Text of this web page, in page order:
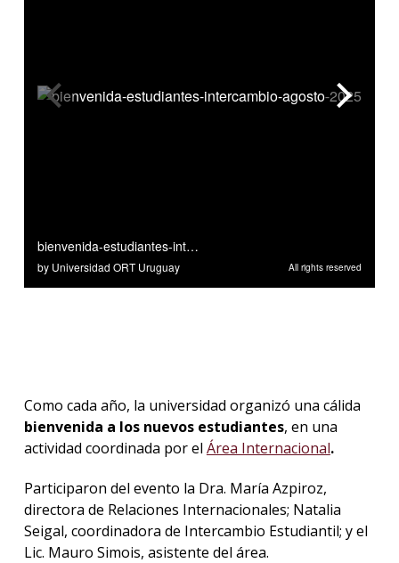
Como cada año, la universidad organizó una cálida
bienvenida a los nuevos estudiantes, en una
actividad coordinada por el Área Internacional.
Participaron del evento la Dra. María Azpiroz,
directora de Relaciones Internacionales; Natalia
Seigal, coordinadora de Intercambio Estudiantil; y el
Lic. Mauro Simois, asistente del área.